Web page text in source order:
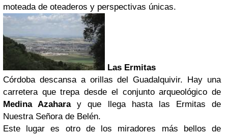
moteada de oteaderos y perspectivas únicas.
Las Ermitas
Córdoba descansa a orillas del Guadalquivir. Hay una
carretera que trepa desde el conjunto arqueológico de
Medina Azaharay que llega hasta las Ermitas de
Nuestra Señora de Belén.
Este lugar es otro de los miradores más bellos de